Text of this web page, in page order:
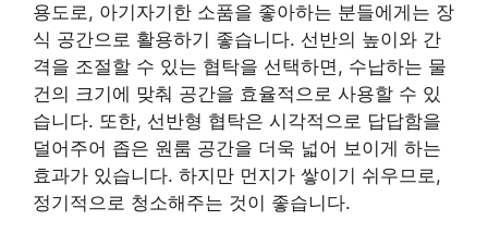
용도로, 아기자기한 소품을 좋아하는 분들에게는 장
식 공간으로 활용하기 좋습니다. 선반의 높이와 간
격을 조절할 수 있는 협탁을 선택하면, 수납하는 물
건의 크기에 맞춰 공간을 효율적으로 사용할 수 있
습니다. 또한, 선반형 협탁은 시각적으로 답답함을
덜어주어 좁은 원룸 공간을 더욱 넓어 보이게 하는
효과가 있습니다. 하지만 먼지가 쌓이기 쉬우므로,
정기적으로 청소해주는 것이 좋습니다.